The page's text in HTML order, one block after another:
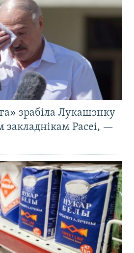
зрабіла Лукашэнку
закладнікам Расеі, —